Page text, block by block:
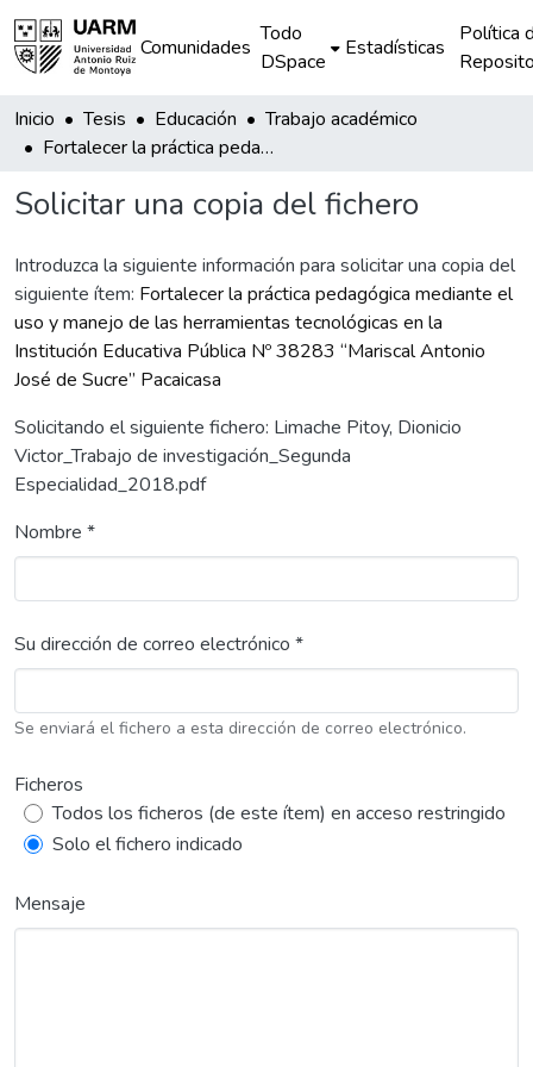
Comunidades
Todo
DSpace
Estadísticas
Política
Inicio Tesis Educación
Trabajo académico
Fortalecer la práctica pedagógica mediante el uso y manejo de las herramientas tecnológicas en la Institución Educativa Pública Nº 38283 “Mariscal Antonio José de Sucre” Pacaicasa
Solicitar una copia del fichero
Introduzca la siguiente información para solicitar una copia del
siguiente ítem: Fortalecer la práctica pedagógica mediante el
uso y manejo de las herramientas tecnológicas en la
Institución Educativa Pública Nº 38283 “Mariscal Antonio
José de Sucre” Pacaicasa
Solicitando el siguiente fichero: Limache Pitoy, Dionicio
Victor_Trabajo de investigación_Segunda
Especialidad_2018.pdf
Nombre *
Su dirección de correo electrónico *
Se enviará el fichero a esta dirección de correo electrónico.
Ficheros
Todos los ficheros (de este ítem) en acceso restringido
Solo el fichero indicado
Mensaje